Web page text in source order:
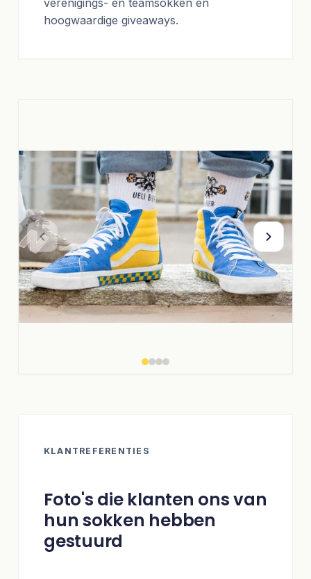
verenigings- en teamsokken en
hoogwaardige giveaways.
KLANTREFERENTIES
Foto's die klanten ons van
hun sokken hebben
gestuurd